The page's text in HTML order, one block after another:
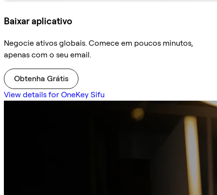
Baixar aplicativo
Negocie ativos globais. Comece em poucos minutos,
apenas com o seu email.
Obtenha Grátis
View details for OneKey Sifu